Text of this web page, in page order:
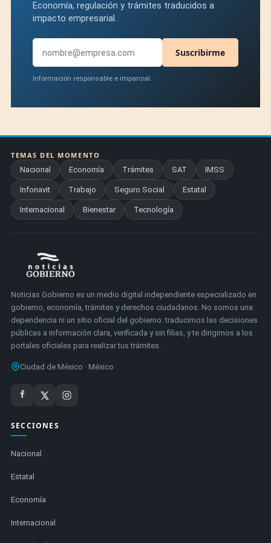
Economía, regulación y trámites traducidos a
impacto empresarial.
Suscribirme
Información responsable e imparcial.
TEMAS DEL MOMENTO
Nacional
Economía Trámites SAT IMSS
Infonavit Trabajo Seguro Social Estatal
Internacional Bienestar Tecnología
Noticias Gobierno es un medio digital independiente especializado en
gobierno, economía, trámites y derechos ciudadanos. No somos una
dependencia ni un sitio oficial del gobierno: traducimos las decisiones
públicas a información clara, verificada y sin filias, y te dirigimos a los
portales oficiales para realizar tus trámites.
Ciudad de México · México
SECCIONES
Nacional
Estatal
Economía
Internacional